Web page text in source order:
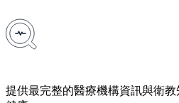
提供最完整的醫療機構資訊與衛